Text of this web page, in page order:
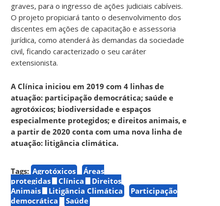
graves, para o ingresso de ações judiciais cabíveis.
O projeto propiciará tanto o desenvolvimento dos
discentes em ações de capacitação e assessoria
jurídica, como atenderá às demandas da sociedade
civil, ficando caracterizado o seu caráter
extensionista.
A Clínica iniciou em 2019 com 4 linhas de
atuação: participação democrática; saúde e
agrotóxicos; biodiversidade e espaços
especialmente protegidos; e direitos animais, e
a partir de 2020 conta com uma nova linha de
atuação: litigância climática.
Tags: Agrotóxicos
Áreas
protegidas
Clínica
Direitos
Animais
Litigância Climática
Participação
democrática
Saúde